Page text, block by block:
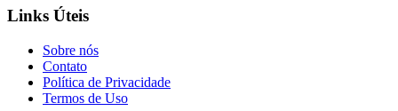
Links Úteis
Sobre nós
Contato
Política de Privacidade
Termos de Uso